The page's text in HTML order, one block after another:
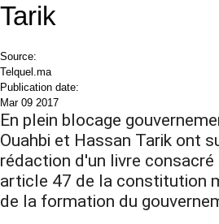
Tarik
Source:
Telquel.ma
Publication date:
Mar 09 2017
En plein blocage
Ouahbi et Hassan Tarik ont
rédaction d'un livre
article 47 de la constitution
de la formation du